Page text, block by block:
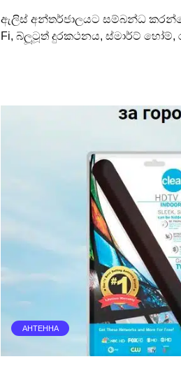
ඇලිස් අන්තර්ජාලයට සම්බන්ධ
Fi, බ්ලූටූත් දුරකථනය, ස්මාර්ට්
АНТЕННА